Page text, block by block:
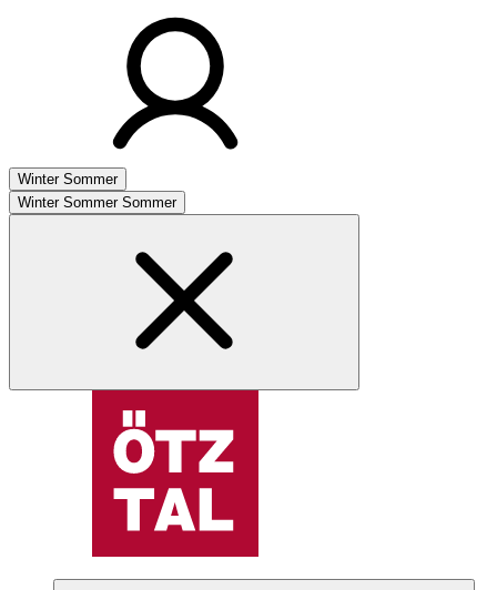
Winter Sommer
Winter Sommer Sommer